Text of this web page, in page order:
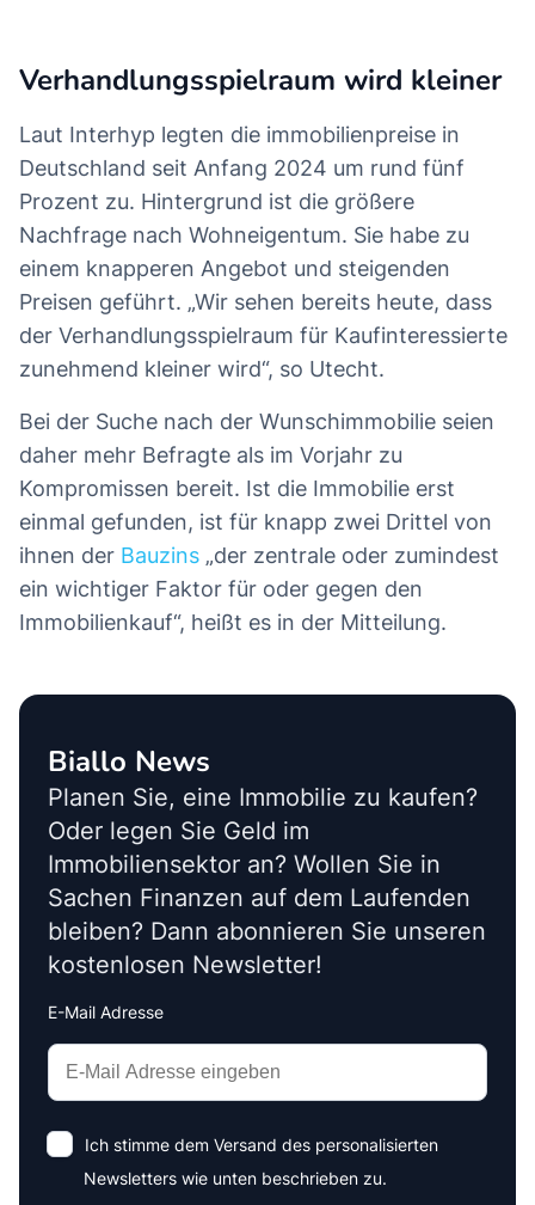
Verhandlungsspielraum wird kleiner
Laut Interhyp legten die immobilienpreise in
Deutschland seit Anfang 2024 um rund fünf
Prozent zu. Hintergrund ist die größere
Nachfrage nach Wohneigentum. Sie habe zu
einem knapperen Angebot und steigenden
Preisen geführt. „Wir sehen bereits heute, dass
der Verhandlungsspielraum für Kaufinteressierte
zunehmend kleiner wird“, so Utecht.
Bei der Suche nach der Wunschimmobilie seien
daher mehr Befragte als im Vorjahr zu
Kompromissen bereit. Ist die Immobilie erst
einmal gefunden, ist für knapp zwei Drittel von
ihnen der Bauzins „der zentrale oder zumindest
ein wichtiger Faktor für oder gegen den
Immobilienkauf“, heißt es in der Mitteilung.
Biallo News
Planen Sie, eine Immobilie zu kaufen?
Oder legen Sie Geld im
Immobiliensektor an? Wollen Sie in
Sachen Finanzen auf dem Laufenden
bleiben? Dann abonnieren Sie unseren
kostenlosen Newsletter!
E-Mail Adresse
Interests
Amount
Ich stimme dem Versand des personalisierten
Newsletters wie unten beschrieben zu.